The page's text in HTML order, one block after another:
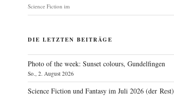
Science Fiction im
DIE LETZTEN BEITRÄGE
Photo of the week: Sunset colours, Gundelfingen
So., 2. August 2026
Science Fiction und Fantasy im Juli 2026 (der Rest)